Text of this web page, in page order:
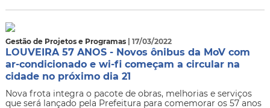
Gestão de Projetos e Programas | 17/03/2022
LOUVEIRA 57 ANOS - Novos ônibus da MoV com
ar-condicionado e wi-fi começam a circular na
cidade no próximo dia 21
Nova frota integra o pacote de obras, melhorias e serviços
que será lançado pela Prefeitura para comemorar os 57 anos